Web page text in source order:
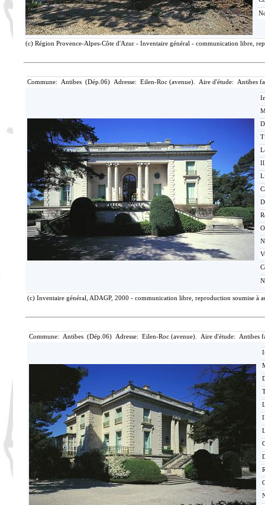
(c) Région Provence-Alpes-Côte d'Azur - Inventaire général - communication libre,
Commune: Antibes (Dép.06) Adresse: Eilen-Roc (avenue). Aire d'étude: Antibes
(c) Inventaire général, ADAGP, 2000 - communication libre, reproduction soumise à
Commune: Antibes (Dép.06) Adresse: Eilen-Roc (avenue). Aire d'étude: Antibes